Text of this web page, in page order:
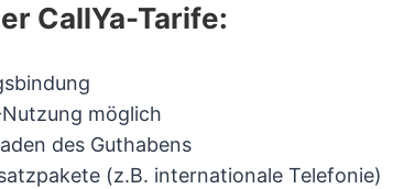
CallYa-Tarife:
möglich
des Guthabens
(z.B. internationale Telefonie)